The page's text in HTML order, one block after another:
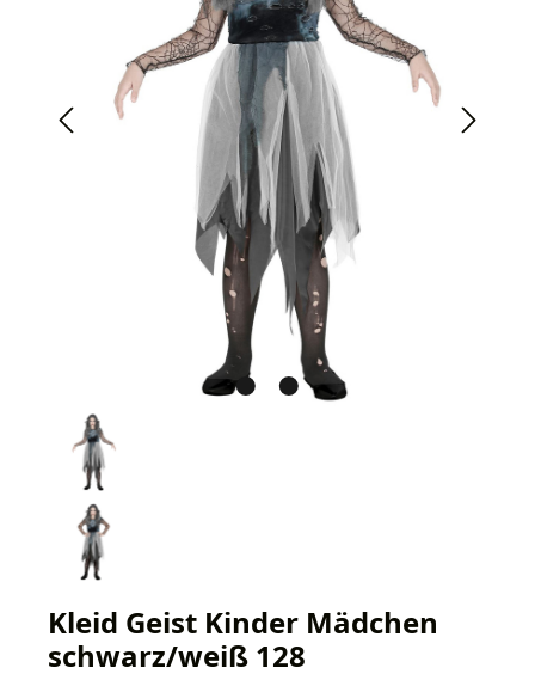
Kleid Geist Kinder Mädchen
schwarz/weiß 128